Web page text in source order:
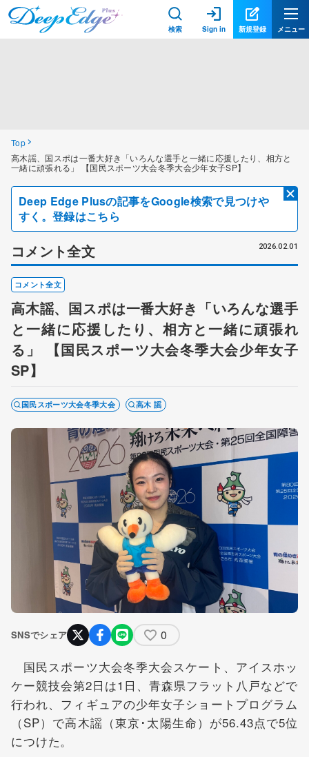
検索 Sign in 新規登録 メニュー
Top
高木謡、国スポは一番大好き「いろんな選手と一緒に応援したり、相方と
一緒に頑張れる」 【国民スポーツ大会冬季大会少年女子SP】
Deep Edge Plusの記事をGoogle検索で見つけや
すく。登録はこちら
コメント全文 2026.02.01
コメント全文
高木謡、国スポは一番大好き「いろんな選手
と一緒に応援したり、相方と一緒に頑張れ
る」 【国民スポーツ大会冬季大会少年女子
SP】
国民スポーツ大会冬季大会 高木 謡
SNSでシェア 0
国民スポーツ大会冬季大会スケート、アイスホッ
ケー競技会第2日は1日、青森県フラット八戸などで
行われ、フィギュアの少年女子ショートプログラム
（SP）で高木謡（東京･太陽生命）が56.43点で5位
につけた。